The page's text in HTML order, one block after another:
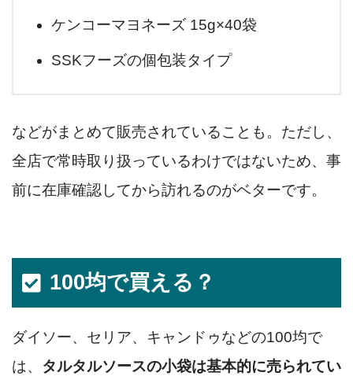
ケンコーマヨネーズ 15g×40袋
SSKフーズの個包装タイプ
などがまとめて販売されていることも。ただし、
全店で常時取り扱っているわけではないため、事
前に在庫確認してから訪れるのがベターです。
100均で買える？
ダイソー、セリア、キャンドゥなどの100均で
は、 タルタルソースの小袋は基本的に売られてい